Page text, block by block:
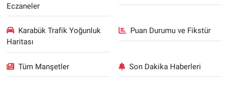
Eczaneler
Karabük Trafik Yoğunluk
Haritası
Puan Durumu ve Fikstür
Tüm Manşetler Son Dakika Haberleri